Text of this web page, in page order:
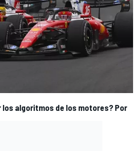
los algoritmos de los motores? Por